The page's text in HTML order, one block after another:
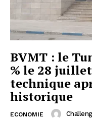
BVMT : le
% le 28
technique
historique
ECONOMIE